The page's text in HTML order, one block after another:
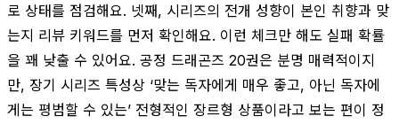
로 상태를 점검해요. 넷째, 시리즈의 전개 성향이 본인 취향과 맞
는지 리뷰 키워드를 먼저 확인해요. 이런 체크만 해도 실패 확률
을 꽤 낮출 수 있어요. 공정 드래곤즈 20권은 분명 매력적이지
만, 장기 시리즈 특성상 ‘맞는 독자에게 매우 좋고, 아닌 독자에
게는 평범할 수 있는’ 전형적인 장르형 상품이라고 보는 편이 정